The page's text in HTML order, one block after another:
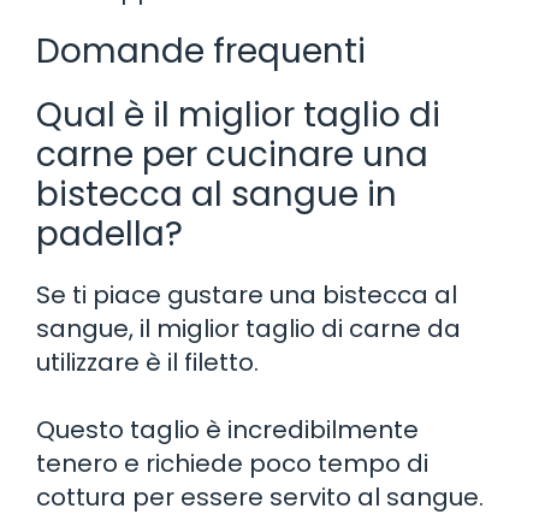
Domande frequenti
Qual è il miglior taglio di
carne per cucinare una
bistecca al sangue in
padella?
Se ti piace gustare una bistecca al
sangue, il miglior taglio di carne da
utilizzare è il filetto.
Questo taglio è incredibilmente
tenero e richiede poco tempo di
cottura per essere servito al sangue.